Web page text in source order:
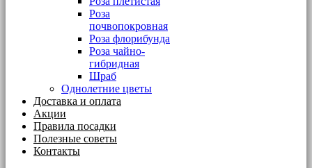
Роза
почвопокровная
Роза флорибунда
Роза чайно-
гибридная
Шраб
Однолетние цветы
Доставка и оплата
Акции
Правила посадки
Полезные советы
Контакты